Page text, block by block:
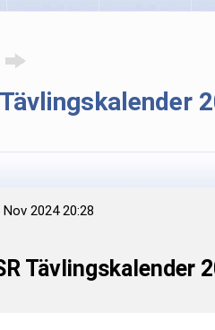
Tävlingskalender
Nov 2024 20:28
Tävlingskalender